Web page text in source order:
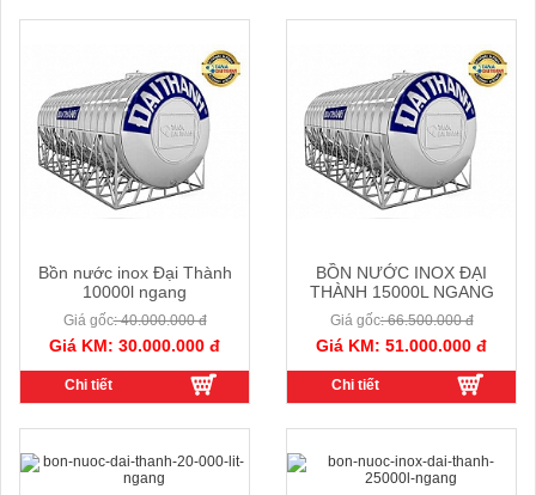
Bồn nước inox Đại Thành
10000l ngang
Giá gốc: 40.000.000 đ
Giá KM: 30.000.000 đ
Chi tiết
BỒN NƯỚC INOX ĐẠI
THÀNH 15000L NGANG
Giá gốc: 66.500.000 đ
Giá KM: 51.000.000 đ
Chi tiết